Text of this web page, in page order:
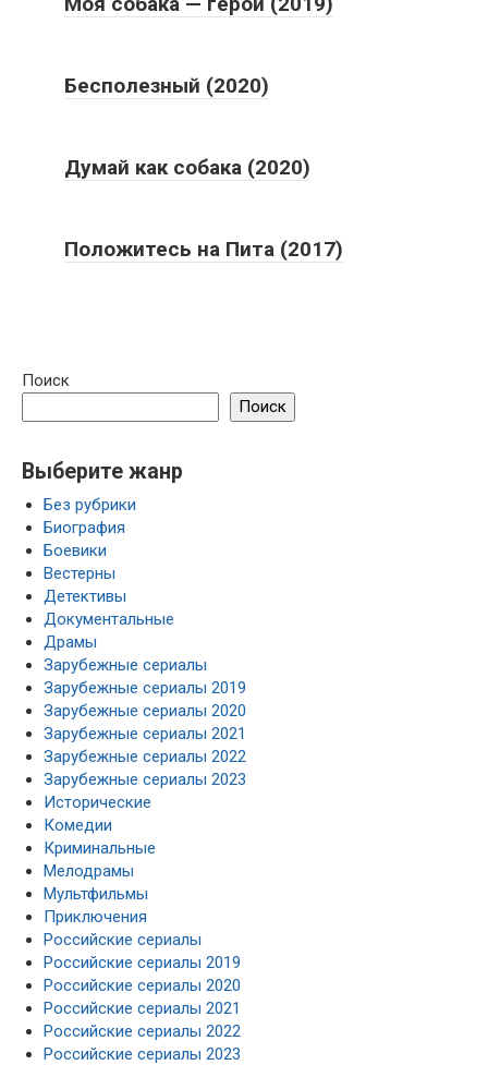
Бесполезный (2020)
Думай как собака (2020)
Положитесь на Пита (2017)
Поиск
Поиск
Выберите жанр
Без рубрики
Биография
Боевики
Вестерны
Детективы
Документальные
Драмы
Зарубежные сериалы
Зарубежные сериалы 2019
Зарубежные сериалы 2020
Зарубежные сериалы 2021
Зарубежные сериалы 2022
Зарубежные сериалы 2023
Исторические
Комедии
Криминальные
Мелодрамы
Мультфильмы
Приключения
Российские сериалы
Российские сериалы 2019
Российские сериалы 2020
Российские сериалы 2021
Российские сериалы 2022
Российские сериалы 2023